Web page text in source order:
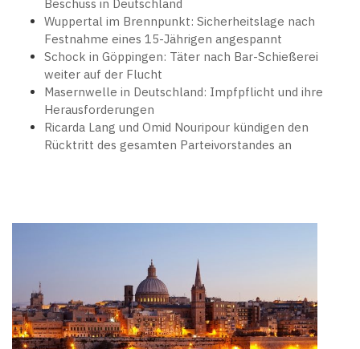
Beschuss in Deutschland
Wuppertal im Brennpunkt: Sicherheitslage nach
Festnahme eines 15-Jährigen angespannt
Schock in Göppingen: Täter nach Bar-Schießerei
weiter auf der Flucht
Masernwelle in Deutschland: Impfpflicht und ihre
Herausforderungen
Ricarda Lang und Omid Nouripour kündigen den
Rücktritt des gesamten Parteivorstandes an